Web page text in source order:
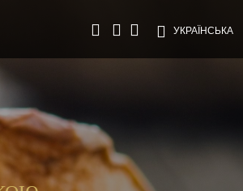
УКРАЇНСЬКА